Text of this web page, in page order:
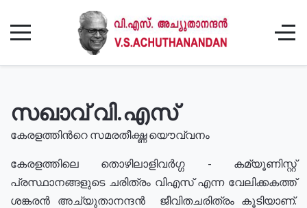
സഖാവ് വി.എസ്
കേരളത്തിൻറെ സമരതീക്ഷ്ണ യൌവ്വനം
കേരളത്തിലെ തൊഴിലാളിവർഗ്ഗ - കമ്യൂണിസ്റ്റ്
പ്രസ്ഥാനങ്ങളുടെ ചരിത്രം വിഎസ് എന്ന വേലിക്കകത്ത്
ശങ്കരൻ അച്യുതാനന്ദൻ ജീവിതചരിത്രം കൂടിയാണ്.